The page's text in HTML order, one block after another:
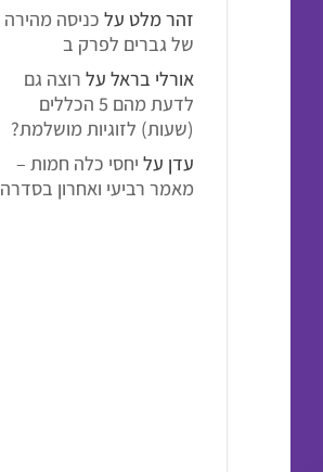
זהר מלט על כניסה מהירה
של גברים לפרק ב
אורלי בראל על רוצה גם
לדעת מהם 5 הכללים
(שעות) לזוגיות מושלמת?
עדן על יחסי כלה חמות –
מאמר רביעי ואחרון בסדרה